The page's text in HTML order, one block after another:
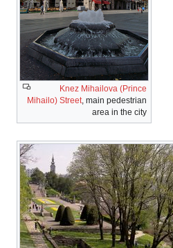
Knez Mihailova (Prince
Mihailo) Street, main pedestrian
area in the city